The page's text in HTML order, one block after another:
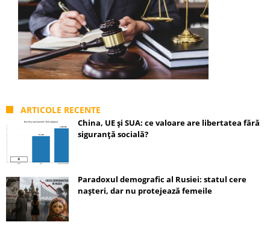
ARTICOLE RECENTE
China, UE și SUA: ce valoare are libertatea fără
siguranță socială?
Paradoxul demografic al Rusiei: statul cere
nașteri, dar nu protejează femeile